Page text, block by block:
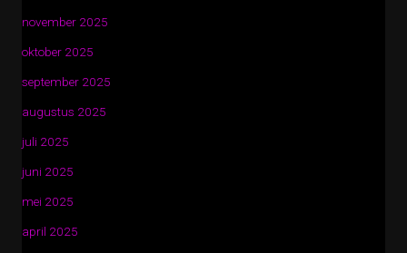
november 2025
oktober 2025
september 2025
augustus 2025
juli 2025
juni 2025
mei 2025
april 2025